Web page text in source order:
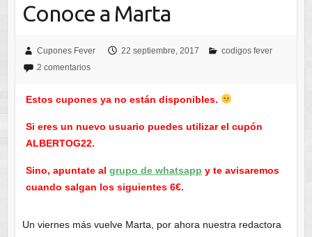
Conoce a Marta
Cupones Fever 22 septiembre, 2017
codigos fever
2 comentarios
Estos cupones ya no están disponibles.
Si eres un nuevo usuario puedes utilizar el cupón
ALBERTOG22.
Sino, apuntate al grupo de whatsapp y te avisaremos
cuando salgan los siguientes 6€.
Un viernes más vuelve Marta, por ahora nuestra redactora